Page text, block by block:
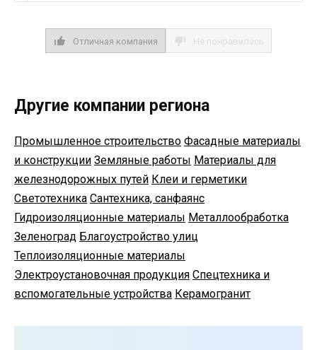
Отличная компания
Другие компании региона
Промышленное строительство Фасадные материалы
и конструкции Земляные работы Материалы для
железнодорожных путей Клеи и герметики
Светотехника Сантехника, санфаянс
Гидроизоляционные материалы Металлообработка
Зеленоград Благоустройство улиц
Теплоизоляционные материалы
Электроустановочная продукция Спецтехника и
вспомогательные устройства Керамогранит